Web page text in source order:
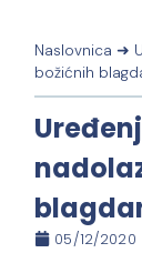
Naslovnica ➜
božićnih
05/12/2020